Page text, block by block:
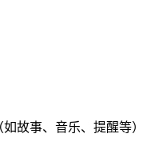
故事、音乐、提醒